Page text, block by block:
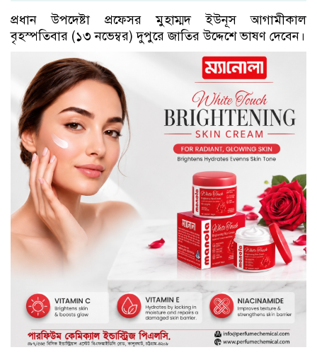
প্রধান উপদেষ্টা প্রফেসর মুহাম্মদ ইউনূস আগামীকাল
বৃহস্পতিবার (১৩ নভেম্বর) দুপুরে জাতির উদ্দেশে ভাষণ দেবেন।